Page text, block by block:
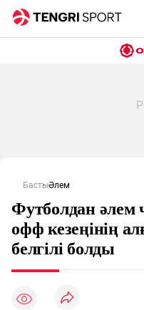
БастыӘлем
Футболдан әлем
офф кезеңінің
белгілі болды